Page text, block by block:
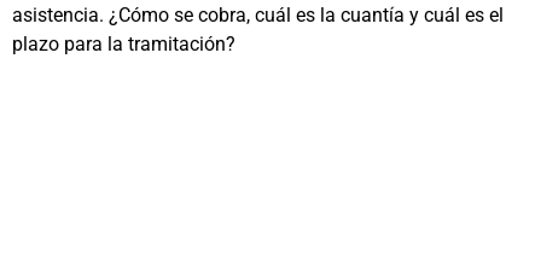
asistencia. ¿Cómo se cobra, cuál es la cuantía y cuál es el
plazo para la tramitación?